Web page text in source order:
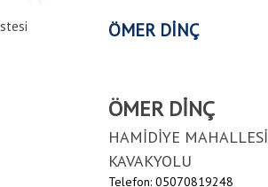
ÖMER DİNÇ
ÖMER DİNÇ
HAMİDİYE MAHALLESİ
KAVAKYOLU
Telefon: 05070819248